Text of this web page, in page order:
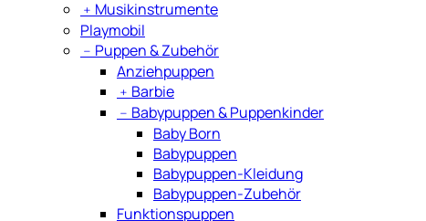
﹢ Musikinstrumente
Playmobil
﹣ Puppen & Zubehör
Anziehpuppen
﹢ Barbie
﹣ Babypuppen & Puppenkinder
Baby Born
Babypuppen
Babypuppen-Kleidung
Babypuppen-Zubehör
Funktionspuppen